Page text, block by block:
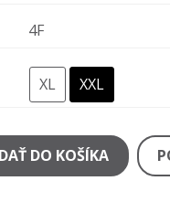
4F
XL XXL
DO KOŠÍKA